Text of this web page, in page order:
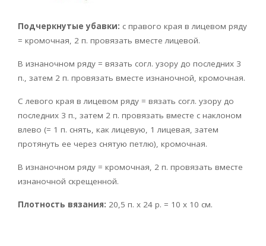
Подчеркнутые убавки: с правого края в лицевом ряду
= кромочная, 2 п. провязать вместе лицевой.
В изнаночном ряду = вязать согл. узору до последних 3
п., затем 2 п. провязать вместе изнаночной, кромочная.
С левого края в лицевом ряду = вязать согл. узору до
последних 3 п., затем 2 п. провязать вместе с наклоном
влево (= 1 п. снять, как лицевую, 1 лицевая, затем
протянуть ее через снятую петлю), кромочная.
В изнаночном ряду = кромочная, 2 п. провязать вместе
изнаночной скрещенной.
Плотность вязания: 20,5 п. х 24 р. = 10 х 10 см.